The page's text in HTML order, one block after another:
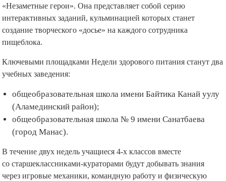
«Незаметные герои». Она представляет собой серию
интерактивных заданий, кульминацией которых станет
создание творческого «досье» на каждого сотрудника
пищеблока.
Ключевыми площадками Недели здорового питания станут два
учебных заведения:
общеобразовательная школа имени Байтика Канай уулу
(Аламединский район);
общеобразовательная школа № 9 имени Санатбаева
(город Манас).
В течение двух недель учащиеся 4-х классов вместе
со старшеклассниками-кураторами будут добывать знания
через игровые механики, командную работу и физическую